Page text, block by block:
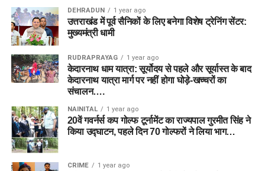
DEHRADUN 1 year ago
उत्तराखंड में पूर्व सैनिकों के लिए बनेगा विशेष ट्रेनिंग सेंटर:
मुख्यमंत्री धामी
RUDRAPRAYAG 1 year ago
केदारनाथ धाम यात्रा: सूर्योदय से पहले और सूर्यास्त के बाद
केदारनाथ यात्रा मार्ग पर नहीं होगा घोड़े-खच्चरों का
संचालन….
NAINITAL 1 year ago
20वें गवर्नर्स कप गोल्फ टूर्नामेंट का राज्यपाल गुरमीत सिंह ने
किया उद्घाटन, पहले दिन 70 गोल्फरों ने लिया भाग…
CRIME 1 year ago